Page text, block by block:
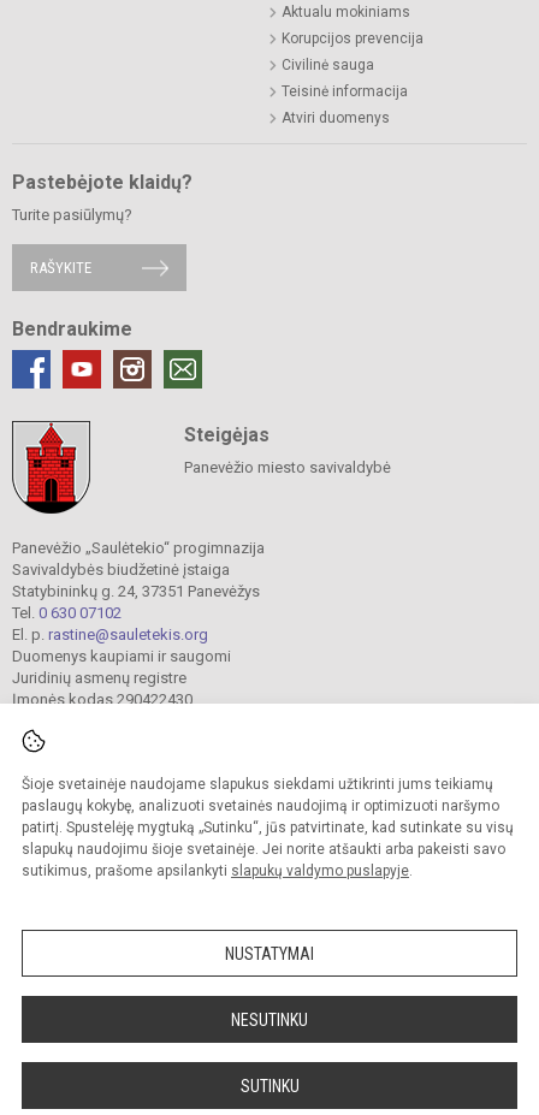
Šioje svetainėje naudojame slapukus siekdami užtikrinti jums teikiamų
paslaugų kokybę, analizuoti svetainės naudojimą ir optimizuoti naršymo
patirtį. Spustelėję mygtuką „Sutinku“, jūs patvirtinate, kad sutinkate su visų
slapukų naudojimu šioje svetainėje. Jei norite atšaukti arba pakeisti savo
sutikimus, prašome apsilankyti slapukų valdymo puslapyje.
NUSTATYMAI
NESUTINKU
SUTINKU
Aktualu mokiniams
Korupcijos prevencija
Civilinė sauga
Teisinė informacija
Atviri duomenys
Pastebėjote klaidų?
Turite pasiūlymų?
RAŠYKITE
Bendraukime
Steigėjas
Panevėžio miesto savivaldybė
Panevėžio „Saulėtekio“ progimnazija
Savivaldybės biudžetinė įstaiga
Statybininkų g. 24, 37351 Panevėžys
Tel. 0 630 07102
El. p. rastine@sauletekis.org
Duomenys kaupiami ir saugomi
Juridinių asmenų registre
Įmonės kodas 290422430
© 2022. Panevėžio „Saulėtekio“ progimnazija. Visos teisės saugomos.
Kopijuoti turinį be raštiško progimnazijos sutikimo griežtai draudžiama.
Prieinamumo paraiška Slapukų valdymas
Sumanus būdas atnaujinti